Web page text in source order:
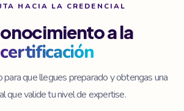
HACIA LA CREDENCIAL
a la
certificación
para que llegues preparado y obtengas una
que valide tu nivel de expertise.